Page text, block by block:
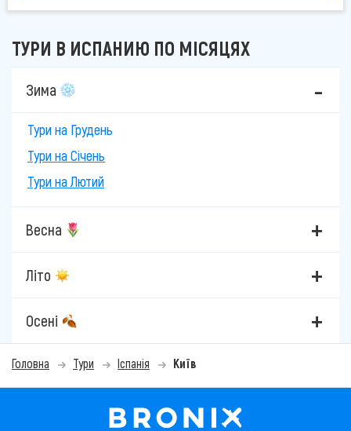
ТУРИ В ИСПАНИЮ ПО МІСЯЦЯХ
Зима
Тури на Грудень
Тури на Січень
Тури на Лютий
Весна
Літо
Осені
Головна Тури Іспанія Київ